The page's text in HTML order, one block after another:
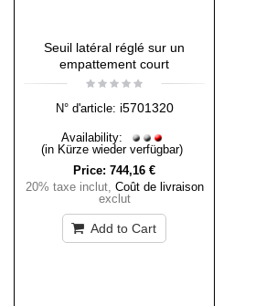
Seuil latéral réglé sur un
empattement court
N° d'article: i5701320
Availability:
(in Kürze wieder verfügbar)
Price: 744,16 €
20% taxe inclut, Coût de livraison
exclut
Add to Cart